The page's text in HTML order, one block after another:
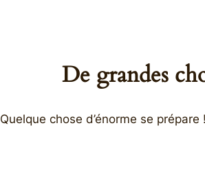
De grandes
Quelque chose d’énorme se